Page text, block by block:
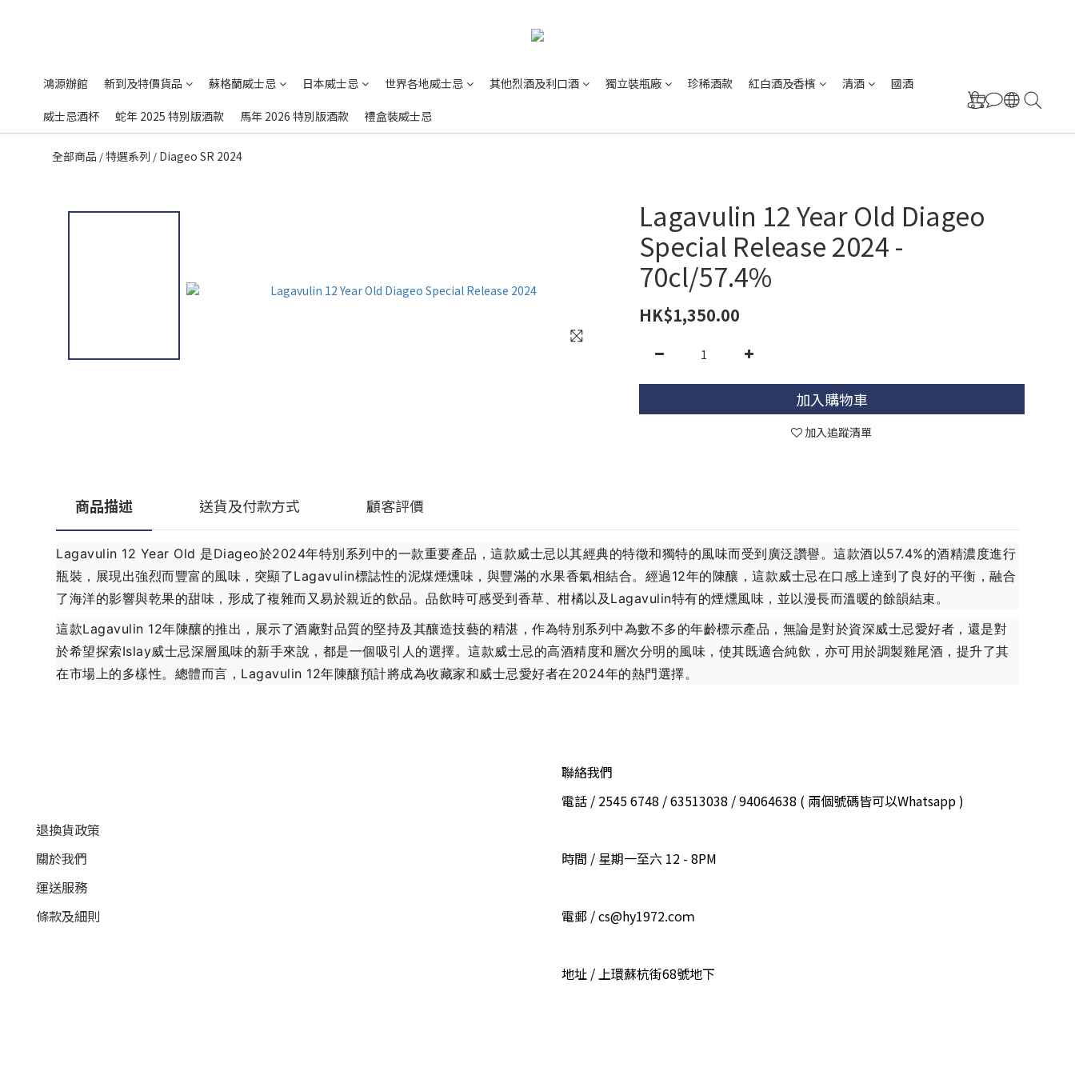
鴻源辦館 新到及特價貨品 蘇格蘭威士忌 日本威士忌 世界各地威士忌 其他烈酒及利口酒 獨立裝瓶廠 珍稀酒款 紅白酒及香檳 清酒 國酒
威士忌酒杯 蛇年 2025 特別版酒款 馬年 2026 特別版酒款 禮盒裝威士忌
全部商品 /特選系列 / Diageo SR 2024
Lagavulin 12 Year Old Diageo
Special Release 2024 -
70cl/57.4%
HK$1,350.00
加入購物車
加入追蹤清單
商品描述 送貨及付款方式 顧客評價
Lagavulin 12 Year Old 是Diageo於2024年特別系列中的一款重要產品，這款威士忌以其經典的特徵和獨特的風味而受到廣泛讚譽。這款酒以57.4%的酒精濃度進行
瓶裝，展現出強烈而豐富的風味，突顯了Lagavulin標誌性的泥煤煙燻味，與豐滿的水果香氣相結合。經過12年的陳釀，這款威士忌在口感上達到了良好的平衡，融合
了海洋的影響與乾果的甜味，形成了複雜而又易於親近的飲品。品飲時可感受到香草、柑橘以及Lagavulin特有的煙燻風味，並以漫長而溫暖的餘韻結束。
這款Lagavulin 12年陳釀的推出，展示了酒廠對品質的堅持及其釀造技藝的精湛，作為特別系列中為數不多的年齡標示產品，無論是對於資深威士忌愛好者，還是對
於希望探索Islay威士忌深層風味的新手來說，都是一個吸引人的選擇。這款威士忌的高酒精度和層次分明的風味，使其既適合純飲，亦可用於調製雞尾酒，提升了其
在市場上的多樣性。總體而言，Lagavulin 12年陳釀預計將成為收藏家和威士忌愛好者在2024年的熱門選擇。
退換貨政策
關於我們
運送服務
條款及細則
聯絡我們
電話 / 2545 6748 / 63513038 / 94064638 ( 兩個號碼皆可以Whatsapp )
時間 / 星期一至六 12 - 8PM
電郵 / cs@hy1972.coｍ
地址 / 上環蘇杭街68號地下